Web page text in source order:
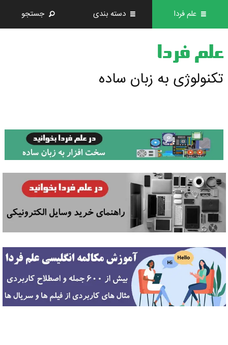
علم فردا دسته بندی جستجو
علم فردا
تکنولوژی به زبان ساده